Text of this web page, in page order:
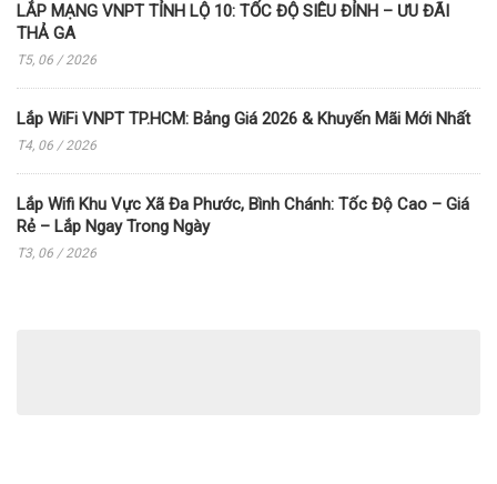
LẮP MẠNG VNPT TỈNH LỘ 10: TỐC ĐỘ SIÊU ĐỈNH – ƯU ĐÃI
THẢ GA
T5, 06 / 2026
Lắp WiFi VNPT TP.HCM: Bảng Giá 2026 & Khuyến Mãi Mới Nhất
T4, 06 / 2026
Lắp Wifi Khu Vực Xã Đa Phước, Bình Chánh: Tốc Độ Cao – Giá
Rẻ – Lắp Ngay Trong Ngày
T3, 06 / 2026